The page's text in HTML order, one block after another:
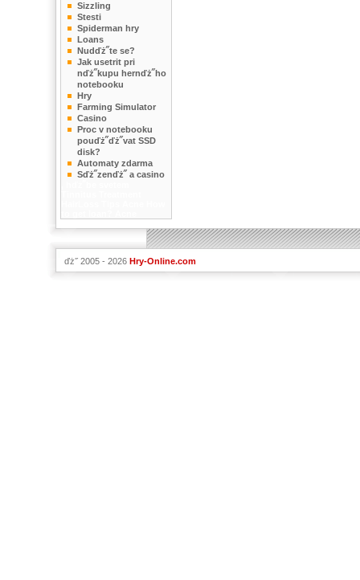
Sizzling
Stesti
Spiderman hry
Loans
Nudďż˝te se?
Jak usetrit pri
nďż˝kupu hernďż˝ho
notebooku
Hry
Farming Simulator
Casino
Proc v notebooku
pouďż˝ďż˝vat SSD
disk?
Automaty zdarma
Sďż˝zenďż˝ a casino
ďż˝ 2005 - 2026 Hry-Online.com